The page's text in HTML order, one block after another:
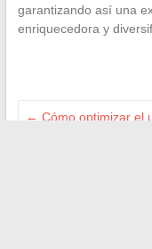
garantizando así una
enriquecedora y
← Cómo optimizar el